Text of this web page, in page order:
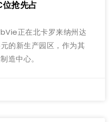
位抢先占
正在北卡罗来纳州达
的新生产园区，作为其
造中心。